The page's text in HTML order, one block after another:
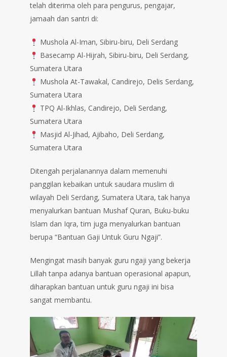
telah diterima oleh para pengurus, pengajar,
jamaah dan santri di:
Mushola Al-Iman, Sibiru-biru, Deli Serdang
Basecamp Al-Hijrah, Sibiru-biru, Deli Serdang,
Sumatera Utara
Mushola At-Tawakal, Candirejo, Delis Serdang,
Sumatera Utara
TPQ Al-Ikhlas, Candirejo, Deli Serdang,
Sumatera Utara
Masjid Al-Jihad, Ajibaho, Deli Serdang,
Sumatera Utara
Ditengah perjalanannya dalam memenuhi
panggilan kebaikan untuk saudara muslim di
wilayah Deli Serdang, Sumatera Utara, tak hanya
menyalurkan bantuan Mushaf Quran, Buku-buku
Islam dan Iqra, tim juga menyalurkan bantuan
berupa “Bantuan Gaji Untuk Guru Ngaji”.
Mengingat masih banyak guru ngaji yang bekerja
Lillah tanpa adanya bantuan operasional apapun,
diharapkan bantuan untuk guru ngaji ini bisa
sangat membantu.